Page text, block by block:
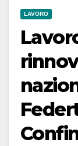
LAVORO